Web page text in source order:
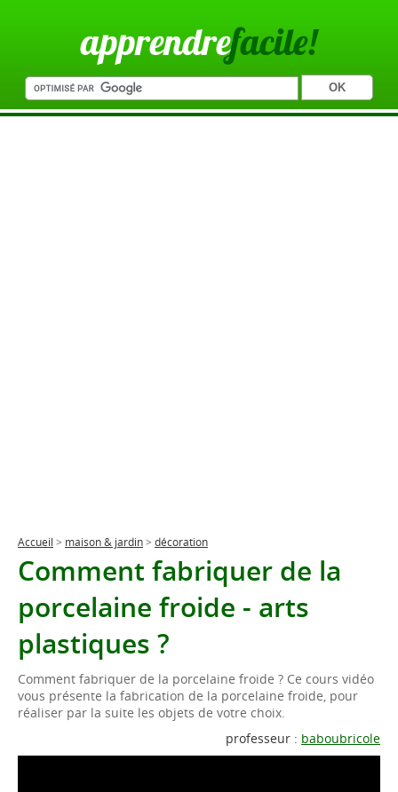
apprendrefacile!
Accueil > maison & jardin> décoration
Comment fabriquer de la
porcelaine froide - arts
plastiques ?
Comment fabriquer de la porcelaine froide ? Ce cours vidéo
vous présente la fabrication de la porcelaine froide, pour
réaliser par la suite les objets de votre choix.
professeur : baboubricole